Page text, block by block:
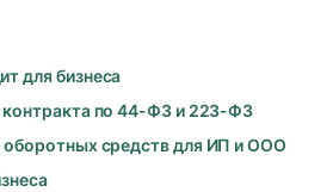
для бизнеса
контракта по 44-ФЗ и 223-ФЗ
оборотных средств для ИП и ООО